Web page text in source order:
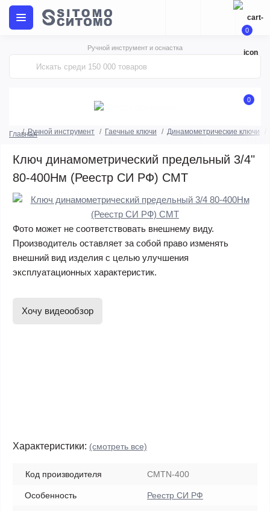
Ручной инструмент и оснастка
0
0
ГлавнаяРучной инструмент Гаечные ключи Динамометрические ключи
Ключ динамометрический предельный 3/4"
80-400Нм (Реестр СИ РФ) СМТ
Фото может не соответствовать внешнему виду.
Производитель оставляет за собой право изменять
внешний вид изделия с целью улучшения
эксплуатационных характеристик.
Хочу видеообзор
Характеристики: (смотреть все)
Код производителя CMTN-400
Особенность Реестр СИ РФ